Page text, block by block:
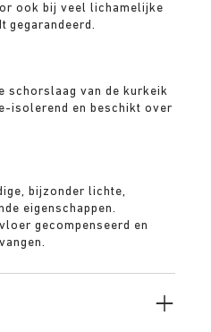
ook bij veel lichamelijke
gegarandeerd.
schorslaag van de kurkeik
isolerend en beschikt over
bijzonder lichte,
eigenschappen.
gecompenseerd en